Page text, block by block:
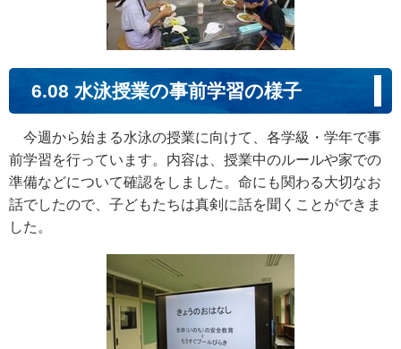
6.08 水泳授業の事前学習の様子
今週から始まる水泳の授業に向けて、各学級・学年で事
前学習を行っています。内容は、授業中のルールや家での
準備などについて確認をしました。命にも関わる大切なお
話でしたので、子どもたちは真剣に話を聞くことができま
した。